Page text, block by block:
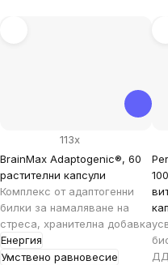
BrainMax Adaptogenic®, 60
растителни капсули
Комплекс от адаптогенни
билки за намаляване на
стреса, хранителна добавка
Енергия
Умствено равновесие
113x